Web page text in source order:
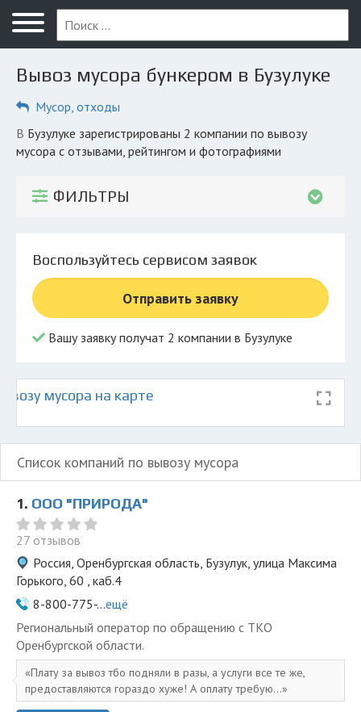
Меню
Главная
Вопрос юристу
Бузулук
Экоблог
Личный кабинет
© 2026 Все права защищены
Вывоз мусора бункером в Бузулуке
Мусор, отходы
в Бузулуке зарегистрированы 2 компании по вывозу
мусора с отзывами, рейтингом и фотографиями
ФИЛЬТРЫ
Воспользуйтесь сервисом заявок
Отправить заявку
Вашу заявку получат 2 компании в Бузулуке
мусора на карте
Список компаний по вывозу мусора
1. ООО "ПРИРОДА"
27 отзывов
Россия, Оренбургская область, Бузулук, улица Максима
Горького, 60 , каб.4
8-800-775-...ещё
Региональный оператор по обращению с ТКО
Оренбургской области.
Плату за вывоз тбо подняли в разы, а услуги все те же,
предоставляются гораздо хуже! А оплату требую...